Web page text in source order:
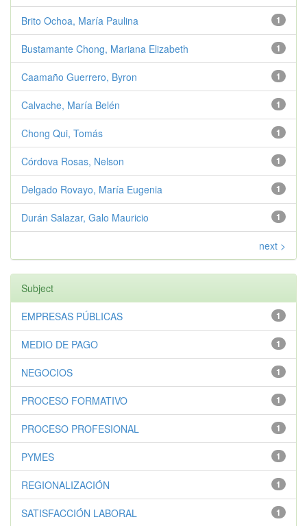
1
Brito Ochoa, María Paulina
1
Bustamante Chong, Mariana Elizabeth
1
Caamaño Guerrero, Byron
1
Calvache, María Belén
1
Chong Qui, Tomás
1
Córdova Rosas, Nelson
1
Delgado Rovayo, María Eugenia
1
Durán Salazar, Galo Mauricio
next >
Subject
1
EMPRESAS PÚBLICAS
1
MEDIO DE PAGO
1
NEGOCIOS
1
PROCESO FORMATIVO
1
PROCESO PROFESIONAL
1
PYMES
1
REGIONALIZACIÓN
1
SATISFACCIÓN LABORAL